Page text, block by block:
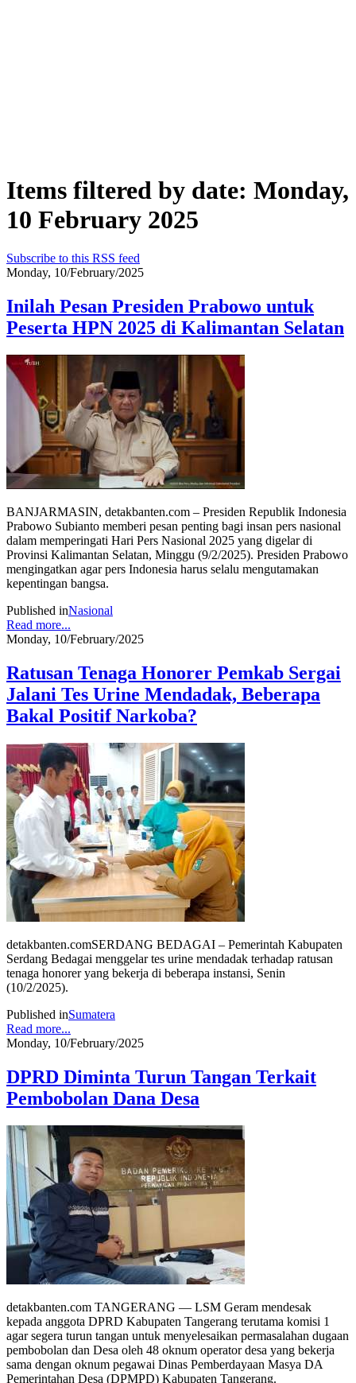
Items filtered by date: Monday,
10 February 2025
Subscribe to this RSS feed
Monday, 10/February/2025
Inilah Pesan Presiden Prabowo untuk
Peserta HPN 2025 di Kalimantan Selatan
BANJARMASIN, detakbanten.com – Presiden Republik Indonesia
Prabowo Subianto memberi pesan penting bagi insan pers nasional
dalam memperingati Hari Pers Nasional 2025 yang digelar di
Provinsi Kalimantan Selatan, Minggu (9/2/2025). Presiden Prabowo
mengingatkan agar pers Indonesia harus selalu mengutamakan
kepentingan bangsa.
Published inNasional
Read more...
Monday, 10/February/2025
Ratusan Tenaga Honorer Pemkab Sergai
Jalani Tes Urine Mendadak, Beberapa
Bakal Positif Narkoba?
detakbanten.comSERDANG BEDAGAI – Pemerintah Kabupaten
Serdang Bedagai menggelar tes urine mendadak terhadap ratusan
tenaga honorer yang bekerja di beberapa instansi, Senin
(10/2/2025).
Published inSumatera
Read more...
Monday, 10/February/2025
DPRD Diminta Turun Tangan Terkait
Pembobolan Dana Desa
detakbanten.com TANGERANG — LSM Geram mendesak
kepada anggota DPRD Kabupaten Tangerang terutama komisi 1
agar segera turun tangan untuk menyelesaikan permasalahan dugaan
pembobolan dan Desa oleh 48 oknum operator desa yang bekerja
sama dengan oknum pegawai Dinas Pemberdayaan Masya DA
Pemerintahan Desa (DPMPD) Kabupaten Tangerang.